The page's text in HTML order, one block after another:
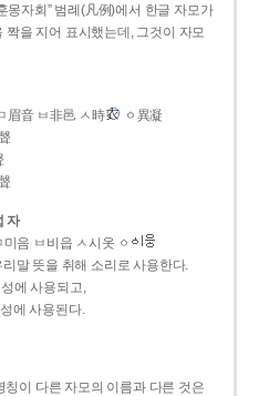
몽자회” 범례(凡例)에서 한글 자모가
을 지어 표시했는데, 그것이 자모
眉音 ㅂ非邑 ㅅ時
ㆁ異凝
자
음 ㅂ비읍 ㅅ시옷 ㆁ
말 뜻을 취해 소리로 사용한다.
에 사용되고,
에 사용된다.
칭이 다른 자모의 이름과 다른 것은